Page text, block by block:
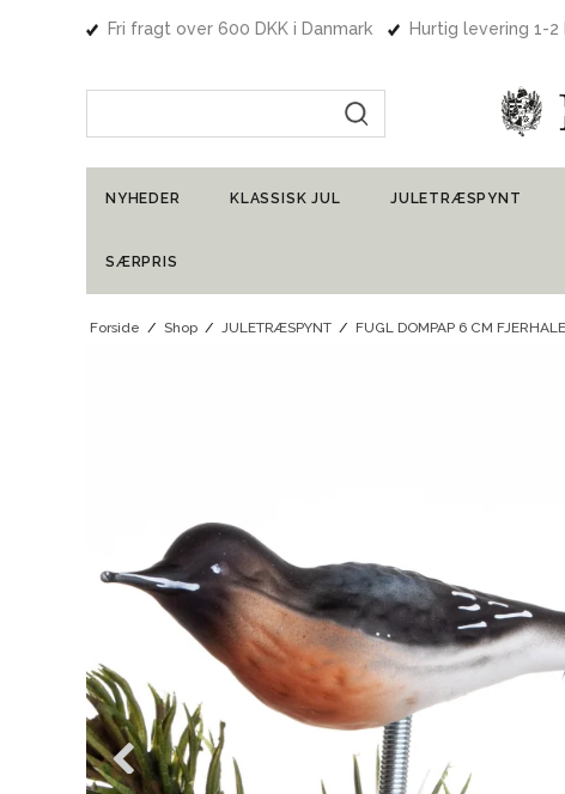
Fri fragt over 600 DKK i Danmark Hurtig levering 1-2
NYHEDER KLASSISK JUL JULETRÆSPYNT
SÆRPRIS
Forside / Shop / JULETRÆSPYNT / FUGL DOMPAP 6 CM FJERHALE